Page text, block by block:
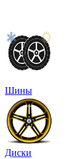
Шины
Диски